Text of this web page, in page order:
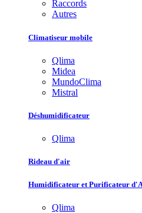
Raccords
Autres
Climatiseur mobile
Qlima
Midea
MundoClima
Mistral
Déshumidificateur
Qlima
Rideau d'air
Humidificateur et Purificateur
Qlima